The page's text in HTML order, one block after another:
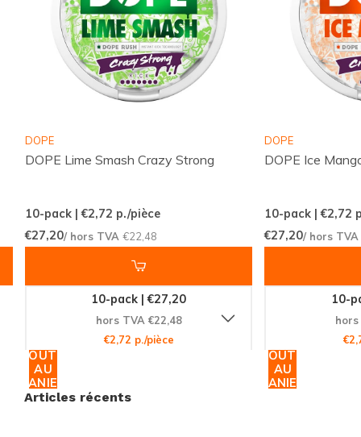
Contenu par boîte :10 grammes
Fabricant :Nicobros
Une Expérience de Saveurs et de
Lessachets de nicotine ZEUS
Tropic Burst Extra
Strong sont parfaits pour ceux qui apprécient les
les sachets extra forts, offrant une dose de nicotine
de 15 à 25 mg, idéale pour les utilisateurs
expérimentés à la recherche d'une satisfaction
immédiate.
Commandez Maintenant et
Ressentez la Différence
Ne manquez pas l'occasion de découvrir cette
DOPE
DOPE Lime Smash Crazy Strong
10-pack | €2,72 p./pièce
€27,20/ hors TVA€22,48
10-pack | €27,20
hors TVA €22,48
€2,72 p./pièce
AJOUTER
AU
PANIER
DOPE
DOPE Ice
10-pack | €2,72
€27,20/ hors
10-
hors
AJOUTER
AU
PANIER
Articles récents